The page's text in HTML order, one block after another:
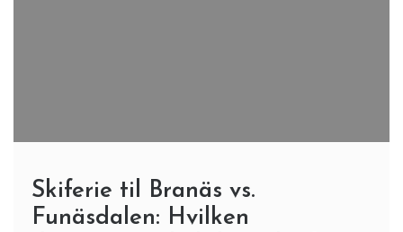
Skiferie til Branäs vs.
Funäsdalen: Hvilken